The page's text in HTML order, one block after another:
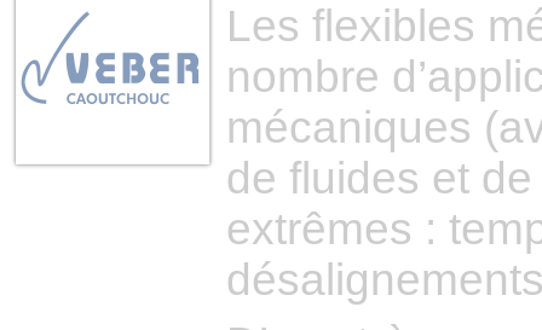
Les flexibles
nombre
mécaniques
de fluides et
extrêmes :